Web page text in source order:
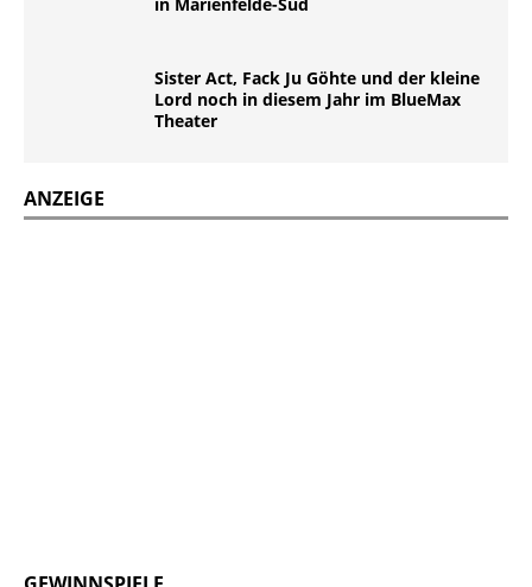
Sister Act, Fack Ju Göhte und der kleine
Lord noch in diesem Jahr im BlueMax
Theater
ANZEIGE